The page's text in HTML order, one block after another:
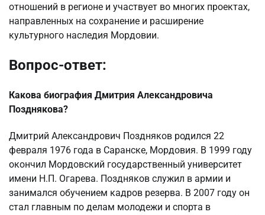
отношений в регионе и участвует во многих проектах,
направленных на сохранение и расширение
культурного наследия Мордовии.
Вопрос-ответ:
Какова биография Дмитрия Александровича
Позднякова?
Дмитрий Александрович Поздняков родился 22
февраля 1976 года в Саранске, Мордовия. В 1999 году
окончил Мордовский государственный университет
имени Н.П. Огарева. Поздняков служил в армии и
занимался обучением кадров резерва. В 2007 году он
стал главным по делам молодежи и спорта в